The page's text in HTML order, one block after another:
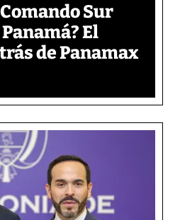
Sur
El
de Panamax